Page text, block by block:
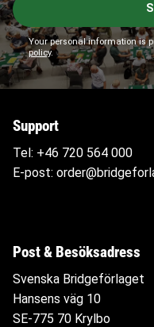
Your personal information is
policy.
Support
Tel: +46 720 564 000
E-post:
Post & Besöksadress
Svenska Bridgeförlaget
Hansens väg 10
SE-775 70 Krylbo